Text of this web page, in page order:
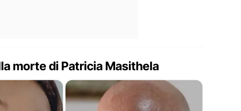
morte di Patricia Masithela